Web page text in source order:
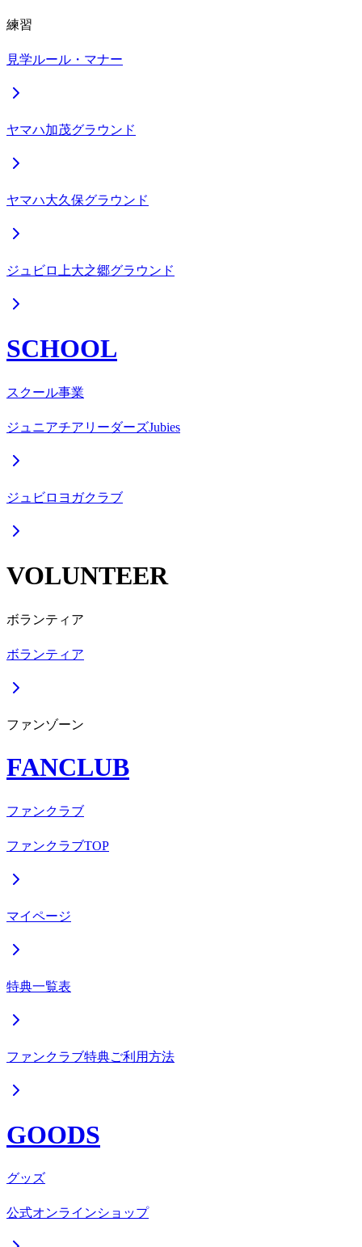
練習
見学ルール・マナー
ヤマハ加茂グラウンド
ヤマハ大久保グラウンド
ジュビロ上大之郷グラウンド
SCHOOL
スクール事業
ジュニアチアリーダーズJubies
ジュビロヨガクラブ
VOLUNTEER
ボランティア
ボランティア
ファンゾーン
FANCLUB
ファンクラブ
ファンクラブTOP
マイページ
特典一覧表
ファンクラブ特典ご利用方法
GOODS
グッズ
公式オンラインショップ